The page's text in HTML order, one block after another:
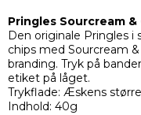
Pringles Sourcream
Den originale Pringles i
chips med Sourcream
branding. Tryk på
etiket på låget.
Trykflade: Æskens
Indhold: 40g